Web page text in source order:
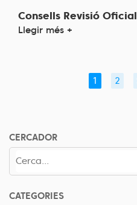
Consells Revisió Oficial
Llegir més +
1 2
CERCADOR
CATEGORIES